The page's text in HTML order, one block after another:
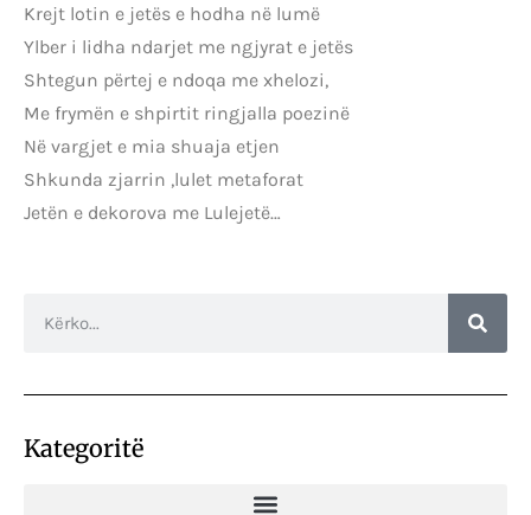
Krejt lotin e jetës e hodha në lumë
Ylber i lidha ndarjet me ngjyrat e jetës
Shtegun përtej e ndoqa me xhelozi,
Me frymën e shpirtit ringjalla poezinë
Në vargjet e mia shuaja etjen
Shkunda zjarrin ,lulet metaforat
Jetën e dekorova me Lulejetë…
Kategoritë